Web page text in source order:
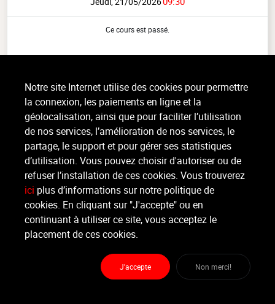
Ce cours est passé.
Cardio, Tout niveau, intérieur
Le RPM Virtuel™ est une expérience de cyclisme en salle où vous pédalez
au rythme de musiques entraînantes, mais cette fois, avec un parcours
virtuel immersif. Guidé par votre coach, vous (...)
Lire la suite
Organisateur
ESPACE VITAL
Moniteur
ESPACE VITAL
Notre site Internet utilise des cookies pour permettre
la connexion, les paiements en ligne et la
géolocalisation, ainsi que pour faciliter l’utilisation
de nos services, l’amélioration de nos services, le
partage, le support et pour gérer ses statistiques
d’utilisation. Vous pouvez choisir d'autoriser ou de
refuser l’installation de ces cookies. Vous trouverez
ici plus d’informations sur notre politique de
cookies. En cliquant sur "J'accepte" ou en
continuant à utiliser ce site, vous acceptez le
placement de ces cookies.
J'accepte Non merci!